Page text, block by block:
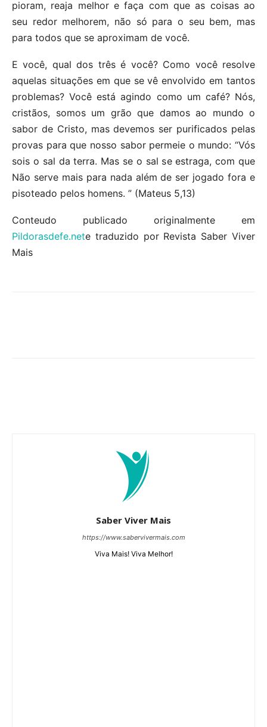
pioram, reaja melhor e faça com que as coisas ao
seu redor melhorem, não só para o seu bem, mas
para todos que se aproximam de você.
E você, qual dos três é você? Como você resolve
aquelas situações em que se vê envolvido em tantos
problemas? Você está agindo como um café? Nós,
cristãos, somos um grão que damos ao mundo o
sabor de Cristo, mas devemos ser purificados pelas
provas para que nosso sabor permeie o mundo: “Vós
sois o sal da terra. Mas se o sal se estraga, com que
Não serve mais para nada além de ser jogado fora e
pisoteado pelos homens. ” (Mateus 5,13)
Conteudo publicado originalmente em
Pildorasdefe.nete traduzido por Revista Saber Viver
Mais
Saber Viver Mais
https://www.sabervivermais.com
Viva Mais! Viva Melhor!